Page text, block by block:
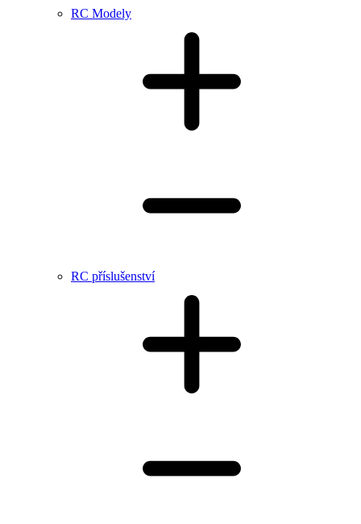
RC Modely
RC příslušenství